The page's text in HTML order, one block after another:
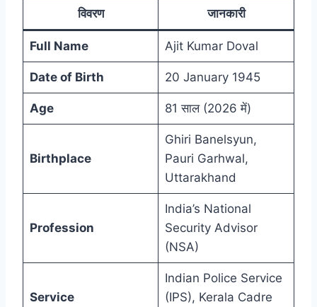
विवरण जानकारी
Full Name Ajit Kumar Doval
Date of Birth 20 January 1945
Age 81 साल (2026 में)
Birthplace
Ghiri Banelsyun,
Pauri Garhwal,
Uttarakhand
Profession
India’s National
Security Advisor
(NSA)
Service
Indian Police Service
(IPS), Kerala Cadre